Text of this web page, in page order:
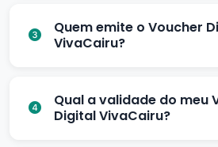
Quem emite o Voucher
VivaCairu?
Qual a validade do meu
Digital VivaCairu?